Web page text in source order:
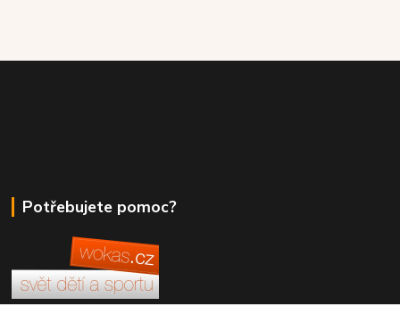
Potřebujete pomoc?